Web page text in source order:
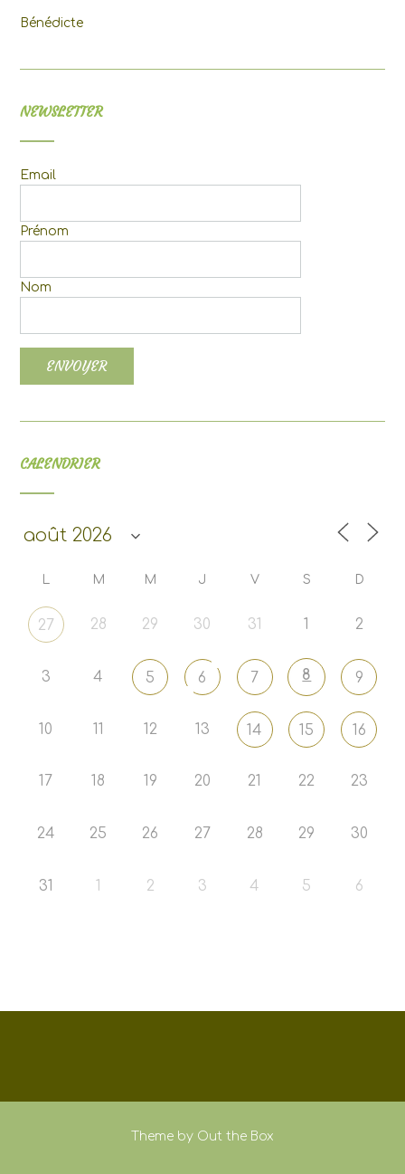
Bénédicte
NEWSLETTER
Email
Prénom
Nom
CALENDRIER
L M M J V S D
27 28 29 30 31 1 2
3 4 5 6 7 8 9
10 11 12 13 14 15 16
17 18 19 20 21 22 23
24 25 26 27 28 29 30
31 1 2 3 4 5 6
Theme by Out the Box